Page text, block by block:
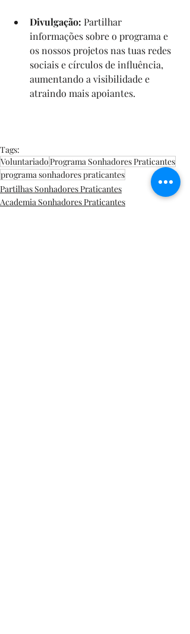
Divulgação: Partilhar
informações sobre o programa e
os nossos projetos nas tuas redes
sociais e círculos de influência,
aumentando a visibilidade e
atraindo mais apoiantes.
Tags:
VoluntariadoPrograma Sonhadores Praticantes
programa sonhadores praticantes
Partilhas Sonhadores Praticantes
Academia Sonhadores Praticantes